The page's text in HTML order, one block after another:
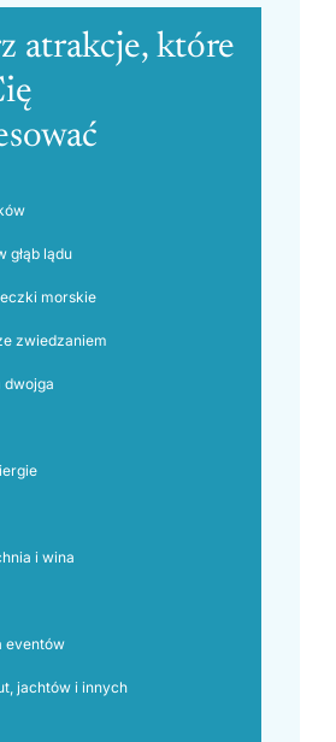
atrakcje, które
głąb lądu
morskie
zwiedzaniem
dwojga
i wina
eventów
jachtów i innych